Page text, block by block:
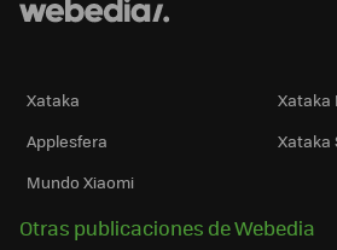
Xataka
Xataka
Applesfera
Xataka
Mundo Xiaomi
Otras publicaciones de Webedia